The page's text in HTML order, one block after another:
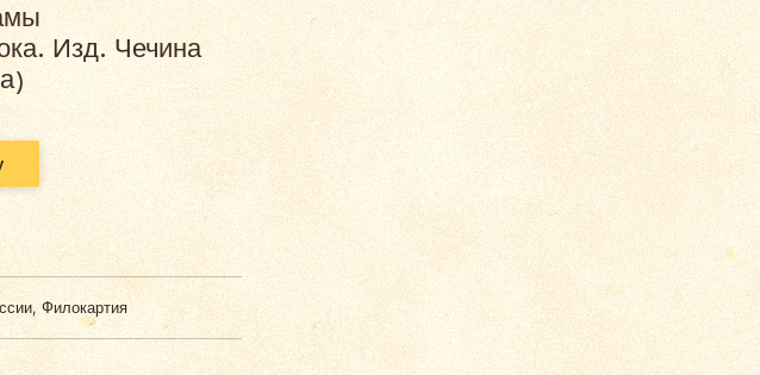
Изд. Чечина
,Филокартия